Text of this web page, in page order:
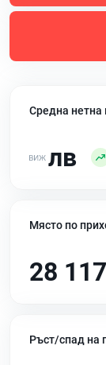
Средна нетна
лв
Място по
28 117
Ръст/спад на